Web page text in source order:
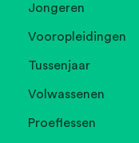
Jongeren
Vooropleidingen
Tussenjaar
Volwassenen
Proeflessen